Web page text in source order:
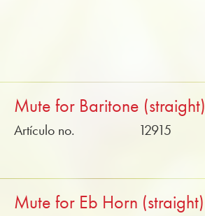
Mute for Baritone (straight)
Artículo no.
12915
Mute for Eb Horn (straight)